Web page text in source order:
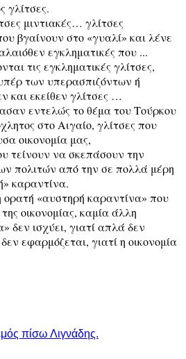
γλίτσες.
μιντιακές… γλίτσες
βγαίνουν στο «γυαλί» και λένε
εγκληματικές που ...
τις εγκληματικές γλίτσες,
των υπερασπιζόντων ή
και εκείθεν γλίτσες …
εντελώς το θέμα του Τούρκου
στο Αιγαίο, γλίτσες που
οικονομία μας,
τείνουν να σκεπάσουν την
πολιτών από την σε πολλά μέρη
καραντίνα.
«αυστηρή καραντίνα» που
της οικονομίας, καμία άλλη
δεν ισχύει, γιατί απλά δεν
εφαρμόζεται, γιατί η οικονομία
πίσω Λιγνάδης.